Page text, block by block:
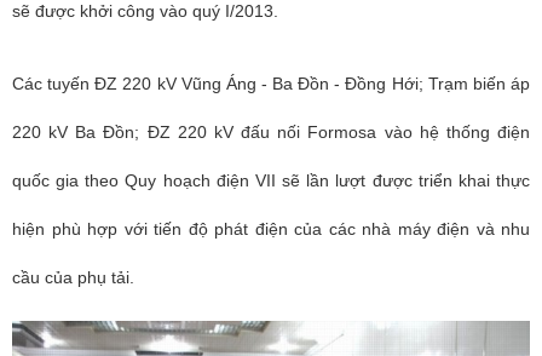
sẽ được khởi công vào quý I/2013.
Các tuyến ĐZ 220 kV Vũng Áng - Ba Đồn - Đồng Hới; Trạm biến áp
220 kV Ba Đồn; ĐZ 220 kV đấu nối Formosa vào hệ thống điện
quốc gia theo Quy hoạch điện VII sẽ lần lượt được triển khai thực
hiện phù hợp với tiến độ phát điện của các nhà máy điện và nhu
cầu của phụ tải.